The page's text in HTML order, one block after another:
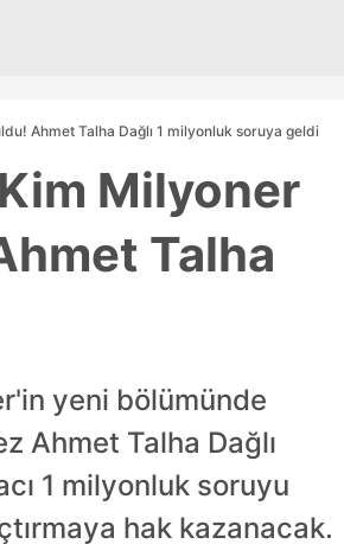
Ahmet Talha Dağlı 1 milyonluk soruya geldi
Milyoner
Talha
yeni bölümünde
Ahmet Talha Dağlı
1 milyonluk soruyu
hak kazanacak.